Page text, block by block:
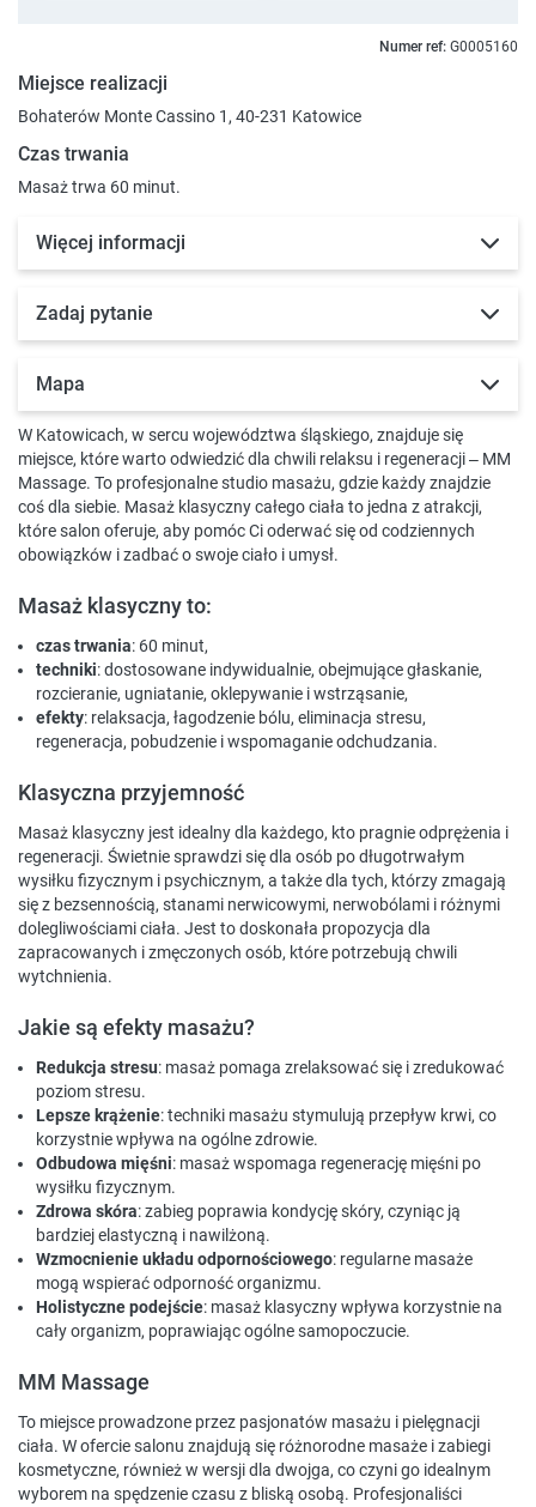
Numer ref: G0005160
Miejsce realizacji
Bohaterów Monte Cassino 1, 40-231 Katowice
Czas trwania
Masaż trwa 60 minut.
Więcej informacji
Zadaj pytanie
Mapa
W Katowicach, w sercu województwa śląskiego, znajduje się
miejsce, które warto odwiedzić dla chwili relaksu i regeneracji – MM
Massage. To profesjonalne studio masażu, gdzie każdy znajdzie
coś dla siebie. Masaż klasyczny całego ciała to jedna z atrakcji,
które salon oferuje, aby pomóc Ci oderwać się od codziennych
obowiązków i zadbać o swoje ciało i umysł.
Masaż klasyczny to:
czas trwania: 60 minut,
techniki: dostosowane indywidualnie, obejmujące głaskanie,
rozcieranie, ugniatanie, oklepywanie i wstrząsanie,
efekty: relaksacja, łagodzenie bólu, eliminacja stresu,
regeneracja, pobudzenie i wspomaganie odchudzania.
Klasyczna przyjemność
Masaż klasyczny jest idealny dla każdego, kto pragnie odprężenia i
regeneracji. Świetnie sprawdzi się dla osób po długotrwałym
wysiłku fizycznym i psychicznym, a także dla tych, którzy zmagają
się z bezsennością, stanami nerwicowymi, nerwobólami i różnymi
dolegliwościami ciała. Jest to doskonała propozycja dla
zapracowanych i zmęczonych osób, które potrzebują chwili
wytchnienia.
Jakie są efekty masażu?
Redukcja stresu: masaż pomaga zrelaksować się i zredukować
poziom stresu.
Lepsze krążenie: techniki masażu stymulują przepływ krwi, co
korzystnie wpływa na ogólne zdrowie.
Odbudowa mięśni: masaż wspomaga regenerację mięśni po
wysiłku fizycznym.
Zdrowa skóra: zabieg poprawia kondycję skóry, czyniąc ją
bardziej elastyczną i nawilżoną.
Wzmocnienie układu odpornościowego: regularne masaże
mogą wspierać odporność organizmu.
Holistyczne podejście: masaż klasyczny wpływa korzystnie na
cały organizm, poprawiając ogólne samopoczucie.
MM Massage
To miejsce prowadzone przez pasjonatów masażu i pielęgnacji
ciała. W ofercie salonu znajdują się różnorodne masaże i zabiegi
kosmetyczne, również w wersji dla dwojga, co czyni go idealnym
wyborem na spędzenie czasu z bliską osobą. Profesjonaliści